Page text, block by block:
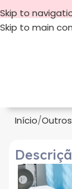
Skip to
Skip to main
Início